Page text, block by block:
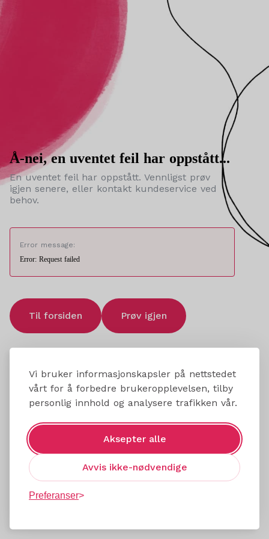
Vi bruker informasjonskapsler på nettstedet
vårt for å forbedre brukeropplevelsen, tilby
personlig innhold og analysere trafikken vår.
Aksepter alle
Avvis ikke-nødvendige
Preferanser
Å-nei, en uventet feil har oppstått...
En uventet feil har oppstått. Vennligst prøv
igjen senere, eller kontakt kundeservice ved
behov.
Error message:
Error: Request failed
Til forsiden Prøv igjen